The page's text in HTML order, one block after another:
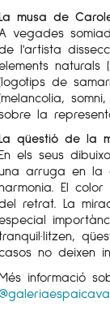
musa de
A vegades
l'artista
naturals
de
la
qüestió de la
els seus
arruga en la
El
retrat. La
no deixen
informació